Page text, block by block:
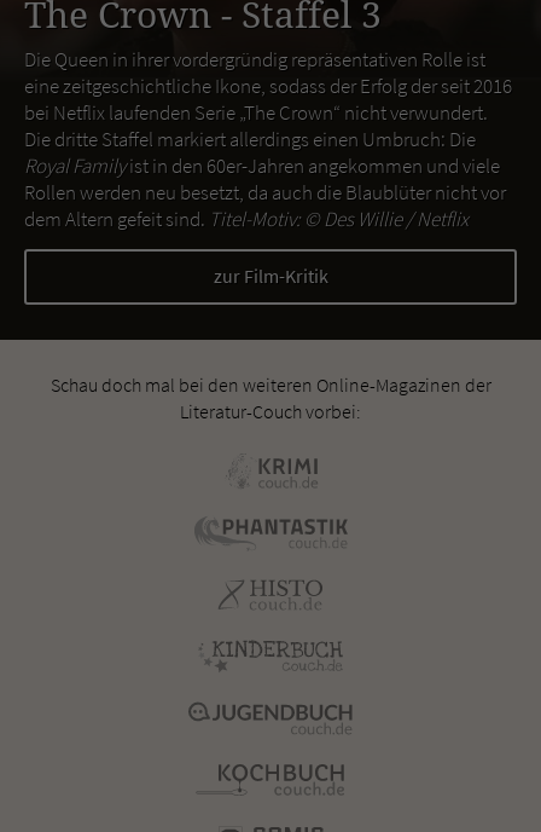
The Crown - Staffel 3
Die Queen in ihrer vordergründig repräsentativen Rolle ist
eine zeitgeschichtliche Ikone, sodass der Erfolg der seit 2016
bei Netflix laufenden Serie „The Crown“ nicht verwundert.
Die dritte Staffel markiert allerdings einen Umbruch: Die
Royal Familyist in den 60er-Jahren angekommen und viele
Rollen werden neu besetzt, da auch die Blaublüter nicht vor
dem Altern gefeit sind. Titel-Motiv: ©Des Willie / Netflix
zur Film-Kritik
Schau doch mal bei den weiteren Online-Magazinen der
Literatur-Couch vorbei: